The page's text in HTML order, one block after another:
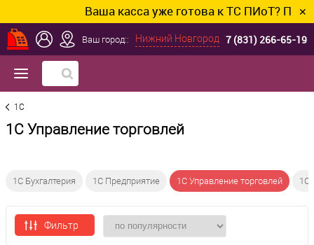
Ваша касса уже готова к ТС ПИоТ? ✕
Ваш город:: Нижний Новгород 7 (831) 266-65-19
1C
1С Управление торговлей
1С Бухгалтерия 1С Предприятие 1С Управление торговлей 1С
Фильтр